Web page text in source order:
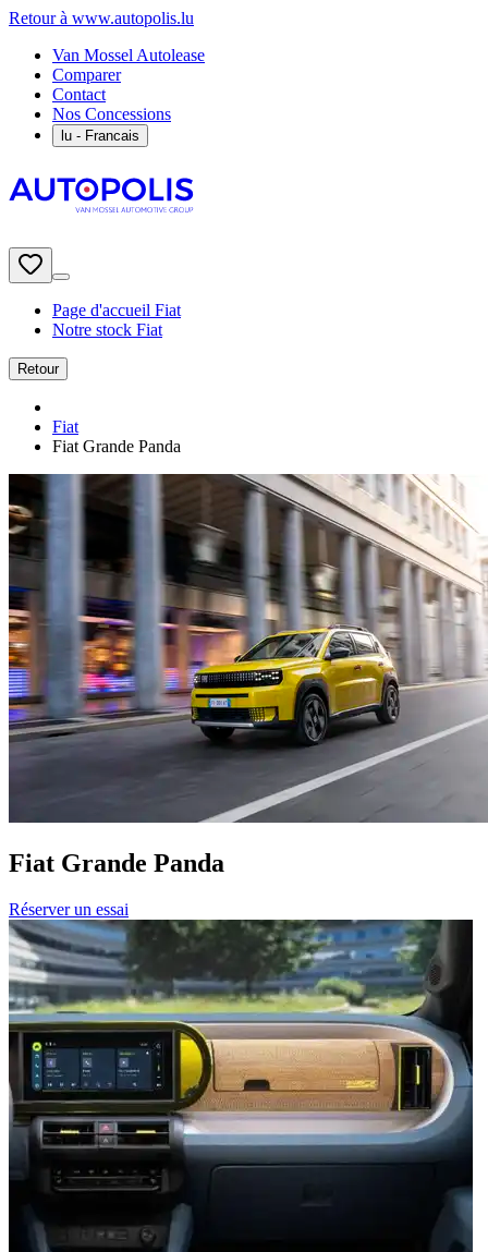
Retour à www.autopolis.lu
Van Mossel Autolease
Comparer
Contact
Nos Concessions
lu - Francais
Page d'accueil Fiat
Notre stock Fiat
Retour
Fiat
Fiat Grande Panda
Fiat Grande Panda
Réserver un essai